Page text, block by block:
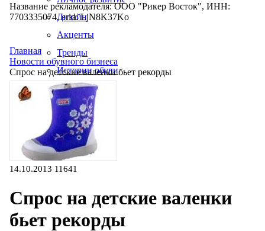
Дизайн
Акценты
Тренды
Истории обуви
Производство
Название рекламодателя: ООО "Рикер Восток", ИНН:
7703335074, erid: LjN8K37Ko
Главная
Новости обувного бизнеса
Спрос на детские валенки бьет рекорды
14.10.2013 11641
Спрос на детские валенки
бьет рекорды